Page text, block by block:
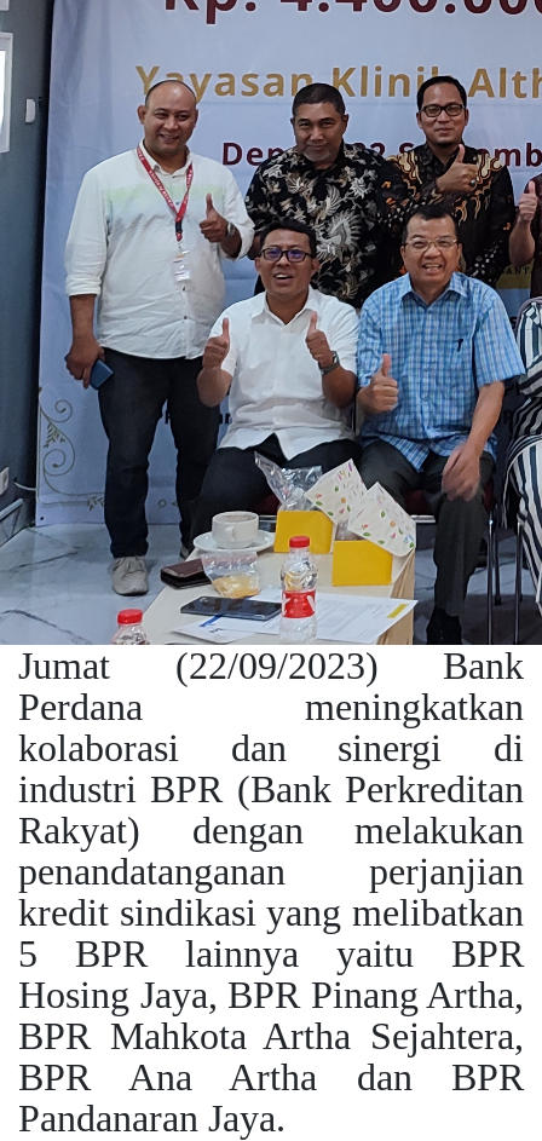
Jumat (22/09/2023) Bank
Perdana meningkatkan
kolaborasi dan sinergi di
industri BPR (Bank Perkreditan
Rakyat) dengan melakukan
penandatanganan perjanjian
kredit sindikasi yang melibatkan
5 BPR lainnya yaitu BPR
Hosing Jaya, BPR Pinang Artha,
BPR Mahkota Artha Sejahtera,
BPR Ana Artha dan BPR
Pandanaran Jaya.